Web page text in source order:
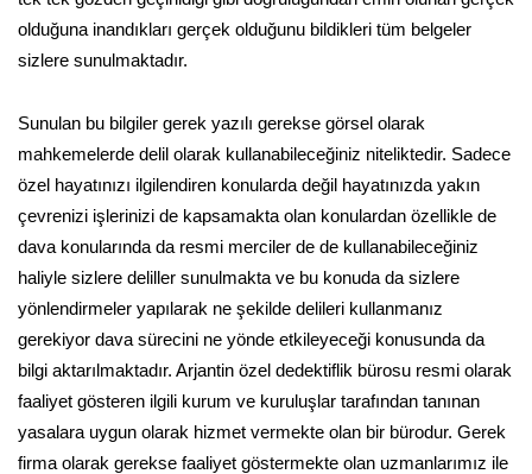
olduğuna inandıkları gerçek olduğunu bildikleri tüm belgeler
sizlere sunulmaktadır.
Sunulan bu bilgiler gerek yazılı gerekse görsel olarak
mahkemelerde delil olarak kullanabileceğiniz niteliktedir. Sadece
özel hayatınızı ilgilendiren konularda değil hayatınızda yakın
çevrenizi işlerinizi de kapsamakta olan konulardan özellikle de
dava konularında da resmi merciler de de kullanabileceğiniz
haliyle sizlere deliller sunulmakta ve bu konuda da sizlere
yönlendirmeler yapılarak ne şekilde delileri kullanmanız
gerekiyor dava sürecini ne yönde etkileyeceği konusunda da
bilgi aktarılmaktadır. Arjantin özel dedektiflik bürosu resmi olarak
faaliyet gösteren ilgili kurum ve kuruluşlar tarafından tanınan
yasalara uygun olarak hizmet vermekte olan bir bürodur. Gerek
firma olarak gerekse faaliyet göstermekte olan uzmanlarımız ile